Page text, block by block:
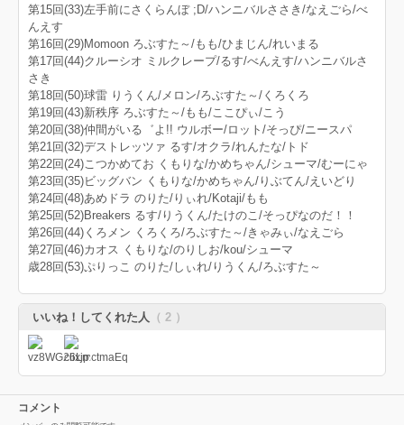
第15回(33)左手前にさくらんぼ ;D/ハンニバルささき/なえごら/べ
んえす
第16回(29)Momoon ろぶすた～/もも/ひまじん/れいまる
第17回(44)クルーシオ ミルクレープ/るす/べんえす/ハンニバルさ
さき
第18回(50)球雷 りうくん/メロン/ろぶすた～/くろくろ
第19回(43)新秩序 ろぶすた～/もも/ここぴぃ/こう
第20回(38)仲間がいる゛よ!! ウルボー/ロット/そっぴ/ニースパ
第21回(32)デストレッツァ るす/オクラ/れんたな/トド
第22回(24)こつかめてお くもりな/かめちゃん/シューマ/むーにゃ
第23回(35)ビッグバン くもりな/かめちゃん/りぶてん/えいどり
第24回(48)あめドラ のりた/りぃれ/Kotaji/もも
第25回(52)Breakers るす/りうくん/たけのこ/そっぴなのだ！！
第26回(44)くろメン くろくろ/ろぶすた～/きゃみぃ/なえごら
第27回(46)カオス くもりな/のりしお/kou/シューマ
歳28回(53)ぷりっこ のりた/しぃれ/りうくん/ろぶすた～
いいね！してくれた人 （ 2 ）
コメント